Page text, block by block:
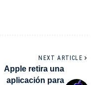
NEXT ARTICLE
Apple retira una
aplicación para